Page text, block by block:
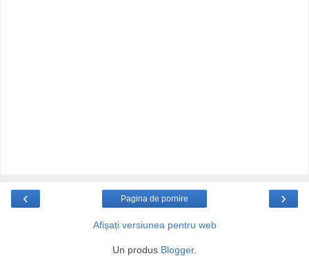
‹ ›
Pagina de pornire
Afișați versiunea pentru web
Un produs Blogger.